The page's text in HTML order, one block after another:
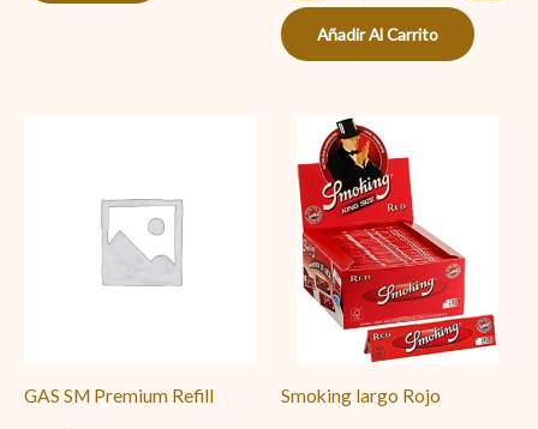
Añadir Al Carrito
GAS SM Premium Refill
Premium
Refill
cantidad
Smoking largo Rojo
Smoking
largo
Rojo
cantidad